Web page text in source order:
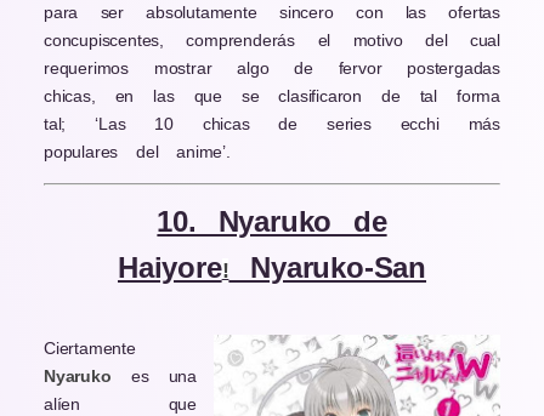
para ser absolutamente sincero con las ofertas
concupiscentes, comprenderás el motivo del cual
requerimos mostrar algo de fervor postergadas
chicas, en las que se clasificaron de tal forma
tal; ‘Las 10 chicas de series ecchi más
populares del anime’.
10. Nyaruko de
Haiyore! Nyaruko-San
Ciertamente
Nyaruko
es una
alíen que